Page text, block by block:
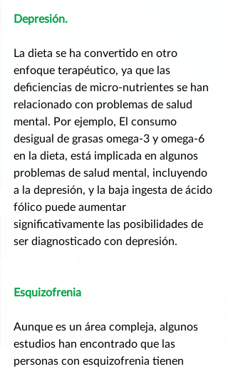
Depresión.
La dieta se ha convertido en otro
enfoque terapéutico, ya que las
deficiencias de micro-nutrientes se han
relacionado con problemas de salud
mental. Por ejemplo, El consumo
desigual de grasas omega-3 y omega-6
en la dieta, está implicada en algunos
problemas de salud mental, incluyendo
a la depresión, y la baja ingesta de ácido
fólico puede aumentar
significativamente las posibilidades de
ser diagnosticado con depresión.
Esquizofrenia
Aunque es un área compleja, algunos
estudios han encontrado que las
personas con esquizofrenia tienen